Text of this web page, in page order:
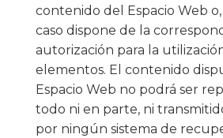
contenido del Espacio Web
caso dispone de la
autorización para la
elementos. El contenido
Espacio Web no podrá ser
todo ni en parte, ni
por ningún sistema de